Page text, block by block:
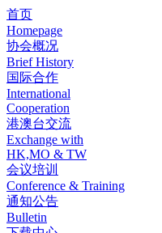
首页
Homepage
协会概况
Brief History
国际合作
International
Cooperation
港澳台交流
Exchange with
HK,MO & TW
会议培训
Conference & Training
通知公告
Bulletin